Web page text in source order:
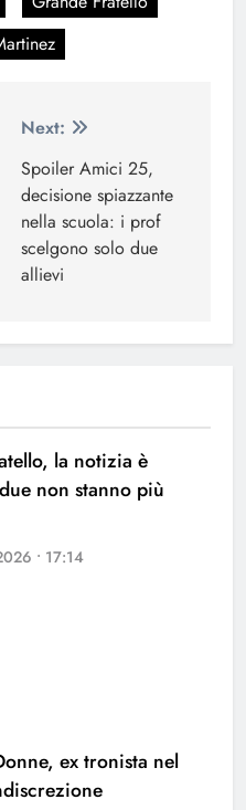
Next:
Spoiler Amici 25,
decisione spiazzante
nella scuola: i prof
scelgono solo due
allievi
la notizia è
non stanno più
• 17:14
ex tronista nel